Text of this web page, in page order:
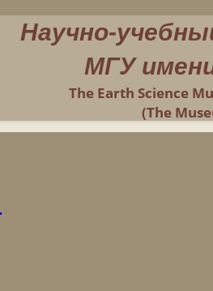
Научно-
МГУ
The Earth Science
(The